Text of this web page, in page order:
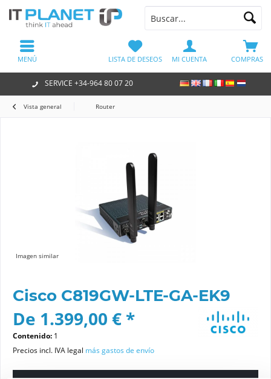
SERVICE +34-964 80 07 20
COMPRAS
LISTA DE DESEOS MI CUENTA
MENÚ
Vista general Router
Imagen similar
Cisco C819GW-LTE-GA-EK9
De 1.399,00 € *
Contenido: 1
Precios incl. IVA legal más gastos de envío